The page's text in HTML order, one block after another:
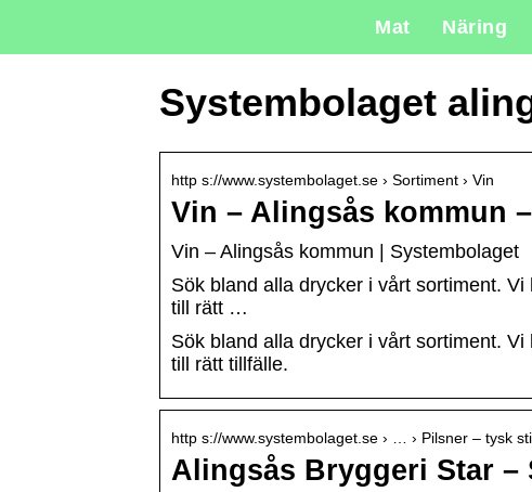
Mat Näring
Systembolaget
http s://www.systembolaget.se › Sortiment › Vin
Vin – Alingsås kommun
Vin – Alingsås kommun | Systembolaget
Sök bland alla drycker i vårt sortiment.
till rätt …
Sök bland alla drycker i vårt sortiment.
till rätt tillfälle.
http s://www.systembolaget.se › … › Pilsner – tysk
Alingsås Bryggeri Star –